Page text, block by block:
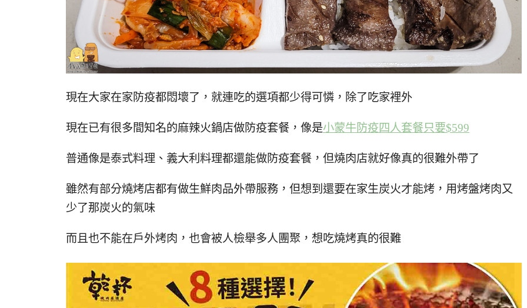
現在大家在家防疫都悶壞了，就連吃的選項都少得可憐，除了吃家裡外
現在已有很多間知名的麻辣火鍋店做防疫套餐，像是小蒙牛防疫四人套餐只要$599
普通像是泰式料理、義大利料理都還能做防疫套餐，但燒肉店就好像真的很難外帶了
雖然有部分燒烤店都有做生鮮肉品外帶服務，但想到還要在家生炭火才能烤，用烤盤烤肉又
少了那炭火的氣味
而且也不能在戶外烤肉，也會被人檢舉多人團聚，想吃燒烤真的很難